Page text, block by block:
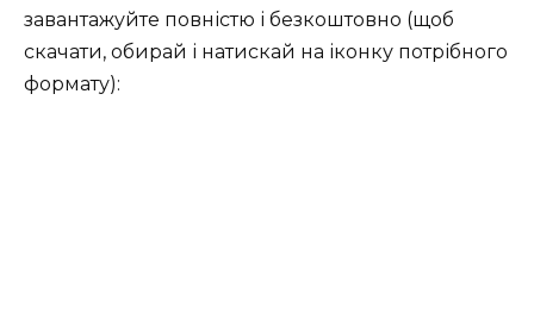
завантажуйте повністю і безкоштовно (щоб
скачати, обирай і натискай на іконку потрібного
формату):